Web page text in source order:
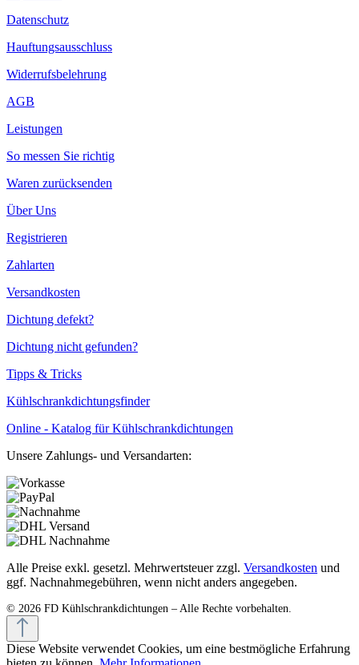
Datenschutz
Hauftungsausschluss
Widerrufsbelehrung
AGB
Leistungen
So messen Sie richtig
Waren zurücksenden
Über Uns
Registrieren
Zahlarten
Versandkosten
Dichtung defekt?
Dichtung nicht gefunden?
Tipps & Tricks
Kühlschrankdichtungsfinder
Online - Katalog für Kühlschrankdichtungen
Unsere Zahlungs- und Versandarten:
Alle Preise exkl. gesetzl. Mehrwertsteuer zzgl. Versandkosten und
ggf. Nachnahmegebühren, wenn nicht anders angegeben.
Diese Website verwendet Cookies, um eine bestmögliche Erfahrung